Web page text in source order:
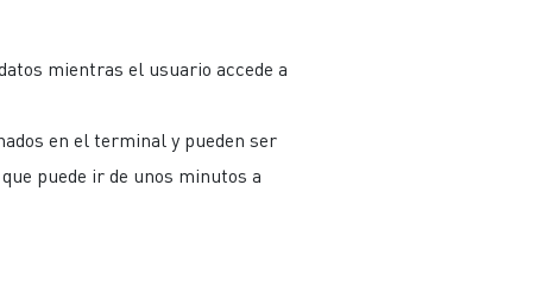
mientras el usuario accede a
en el terminal y pueden ser
puede ir de unos minutos a